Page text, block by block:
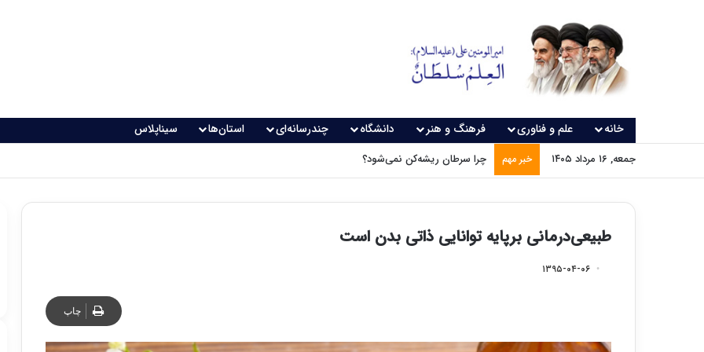
خانه علم و فناوری فرهنگ و هنر دانشگاه چندرسانه‌ای استان‌ها سیناپلاس
جمعه, ۱۶ مرداد ۱۴۰۵ خبر مهم چرا سرطان ریشه‌کن نمی‌شود؟
طبیعی‌درمانی برپایه توانایی ذاتی بدن است
۱۳۹۵-۰۴-۰۶
چاپ